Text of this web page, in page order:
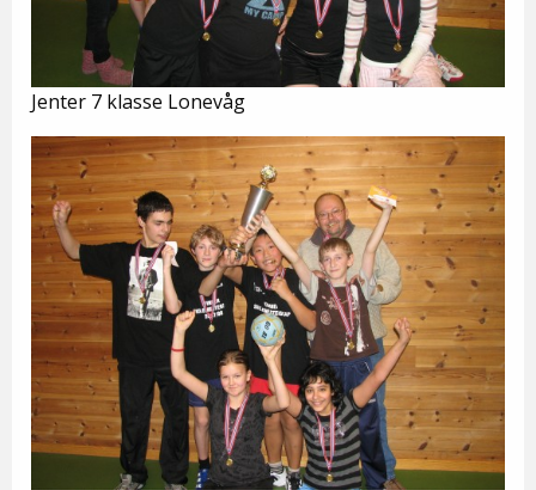
Jenter 7 klasse Lonevåg